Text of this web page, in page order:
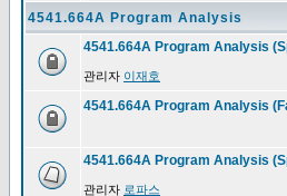
4541.664A Program Analysis
4541.664A Program Analysis
관리자 이재호
4541.664A Program Analysis
4541.664A Program Analysis
관리자 로파스